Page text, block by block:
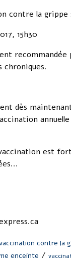
contre la grippe
15h30
chroniques.
dès
vaccination est
contre la
enceinte /